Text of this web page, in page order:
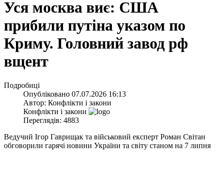
Уся москва виє: США
прибили путіна указом по
Криму. Головний завод рф
вщент
Подробиці
Опубліковано 07.07.2026 16:13
Автор: Конфлікти і закони
Конфлікти і закони
Переглядів: 4883
Ведучий Ігор Гаврищак та військовий експерт Роман Світан
обговорили гарячі новини України та світу станом на 7 липня